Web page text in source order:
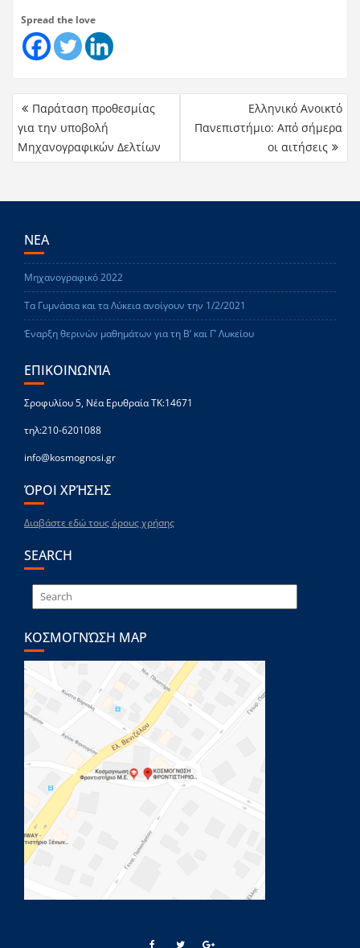
Spread the love
Παράταση προθεσμίας
για την υποβολή
Μηχανογραφικών Δελτίων
Ελληνικό Ανοικτό
Πανεπιστήμιο: Από σήμερα
οι αιτήσεις
ΝΕΑ
Μηχανογραφικό 2022
Τα Γυμνάσια και τα Λύκεια ανοίγουν την 1/2/2021
Έναρξη θερινών μαθημάτων για τη Β’ και Γ’ Λυκείου
ΕΠΙΚΟΙΝΩΝΊΑ
Σροφυλίου 5, Νέα Ερυθραία ΤΚ:14671
τηλ:210-6201088
info@kosmognosi.gr
ΌΡΟΙ ΧΡΉΣΗΣ
Διαβάστε εδώ τους όρους χρήσης
SEARCH
ΚΟΣΜΟΓΝΏΣΗ MAP